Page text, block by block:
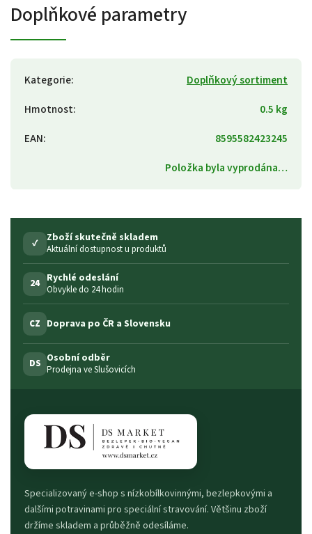
Doplňkové parametry
Kategorie:
Doplňkový sortiment
Hmotnost:
0.5 kg
EAN:
8595582423245
Položka byla vyprodána…
✓ Zboží skutečně skladem
Aktuální dostupnost u produktů
24 Rychlé odeslání
Obvykle do 24 hodin
CZ Doprava po ČR a Slovensku
DS Osobní odběr
Prodejna ve Slušovicích
Specializovaný e-shop s nízkobílkovinnými, bezlepkovými a
dalšími potravinami pro speciální stravování. Většinu zboží
držíme skladem a průběžně odesíláme.